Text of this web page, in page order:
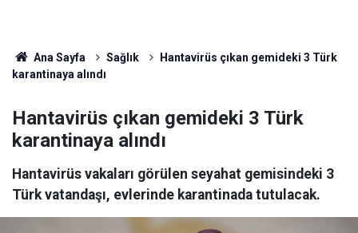
Ana Sayfa Sağlık
Hantavirüs çıkan gemideki 3 Türk
karantinaya alındı
Hantavirüs çıkan gemideki 3 Türk
karantinaya alındı
Hantavirüs vakaları görülen seyahat gemisindeki 3
Türk vatandaşı, evlerinde karantinada tutulacak.